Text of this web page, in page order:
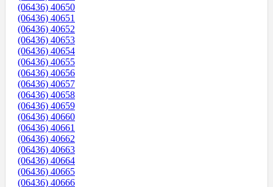
(06436) 40650
(06436) 40651
(06436) 40652
(06436) 40653
(06436) 40654
(06436) 40655
(06436) 40656
(06436) 40657
(06436) 40658
(06436) 40659
(06436) 40660
(06436) 40661
(06436) 40662
(06436) 40663
(06436) 40664
(06436) 40665
(06436) 40666